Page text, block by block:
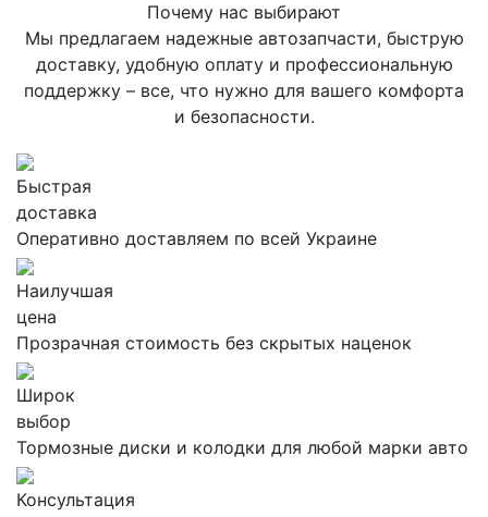
Почему нас выбирают
Мы предлагаем надежные автозапчасти, быструю
доставку, удобную оплату и профессиональную
поддержку – все, что нужно для вашего комфорта
и безопасности.
Быстрая
доставка
Оперативно доставляем по всей Украине
Наилучшая
цена
Прозрачная стоимость без скрытых наценок
Широк
выбор
Тормозные диски и колодки для любой марки авто
Консультация